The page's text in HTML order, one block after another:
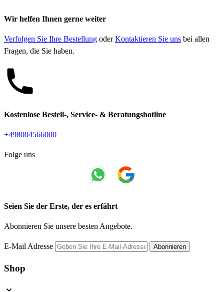
Wir helfen Ihnen gerne weiter
Verfolgen Sie Ihre Bestellung oderKontaktieren Sie uns bei allen
Fragen, die Sie haben.
Kostenlose Bestell-, Service- & Beratungshotline
+498004566000
Folge uns
Seien Sie der Erste, der es erfährt
Abonnieren Sie unsere besten Angebote.
E-Mail Adresse Abonnieren
Shop